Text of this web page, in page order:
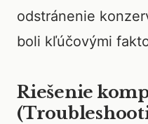
odstránenie
boli kľúčovými
Riešenie